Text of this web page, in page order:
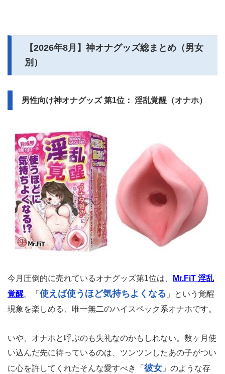
【2026年8月 】神オナグッズ総まとめ（男女
別）
男性向け神オナグッズ 第1位： 淫乱覚醒（オナホ）
今月圧倒的に売れているオナグッズ第1位は、
Mr.FiT 淫乱
覚醒。「 使えば使うほど気持ちよくなる 」という覚醒
現象を楽しめる、唯一無二のハイスペック系オナホです。
いや、オナホと呼ぶのも失礼なのかもしれない。数ヶ月使
い込んだ先に待っているのは、ツンツンしたあの子がつい
に心を許してくれたそんな愛すべき「 彼女 」のような存